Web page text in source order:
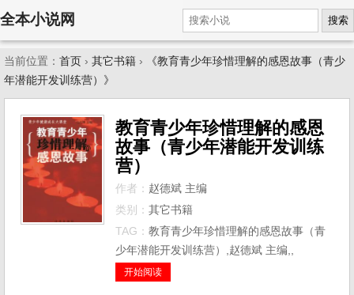
全本小说网 搜索
当前位置： 首页 › 其它书籍 ›
《教育青少年珍惜理解的感恩故事（青少
年潜能开发训练营）》
教育青少年珍惜理解的感恩
故事（青少年潜能开发训练
营）
作者： 赵德斌 主编
类别： 其它书籍
TAG： 教育青少年珍惜理解的感恩故事（青
少年潜能开发训练营）,赵德斌 主编,,
开始阅读